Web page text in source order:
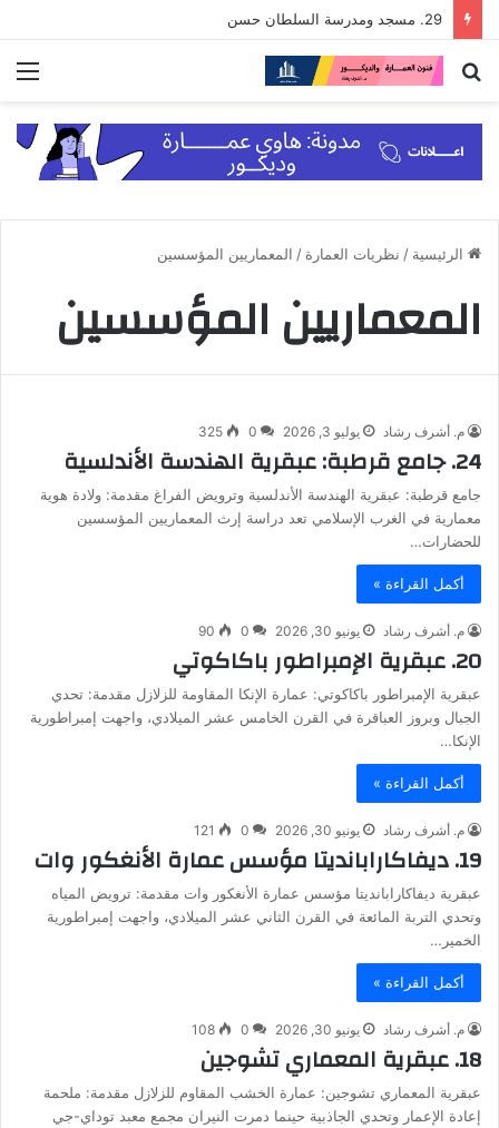
29. مسجد ومدرسة السلطان حسن
بحث
الرئيسية / نظريات العمارة / المعماريين المؤسسين
المعماريين المؤسسين
م. أشرف رشاد يوليو 3, 2026 0
325
24. جامع قرطبة: عبقرية الهندسة الأندلسية
جامع قرطبة: عبقرية الهندسة الأندلسية وترويض الفراغ مقدمة: ولادة هوية
معمارية في الغرب الإسلامي تعد دراسة إرث المعماريين المؤسسين
للحضارات…
أكمل القراءة »
م. أشرف رشاد يونيو 30, 2026 0
90
20. عبقرية الإمبراطور باكاكوتي
عبقرية الإمبراطور باكاكوتي: عمارة الإنكا المقاومة للزلازل مقدمة: تحدي
الجبال وبروز العباقرة في القرن الخامس عشر الميلادي، واجهت إمبراطورية
الإنكا…
أكمل القراءة »
م. أشرف رشاد يونيو 30, 2026 0
121
19. ديفاكارابانديتا مؤسس عمارة الأنغكور وات
عبقرية ديفاكارابانديتا مؤسس عمارة الأنغكور وات مقدمة: ترويض المياه
وتحدي التربة المائعة في القرن الثاني عشر الميلادي، واجهت إمبراطورية
الخمير…
أكمل القراءة »
م. أشرف رشاد يونيو 30, 2026 0
108
18. عبقرية المعماري تشوجين
عبقرية المعماري تشوجين: عمارة الخشب المقاوم للزلازل مقدمة: ملحمة
إعادة الإعمار وتحدي الجاذبية حينما دمرت النيران مجمع معبد توداي-جي